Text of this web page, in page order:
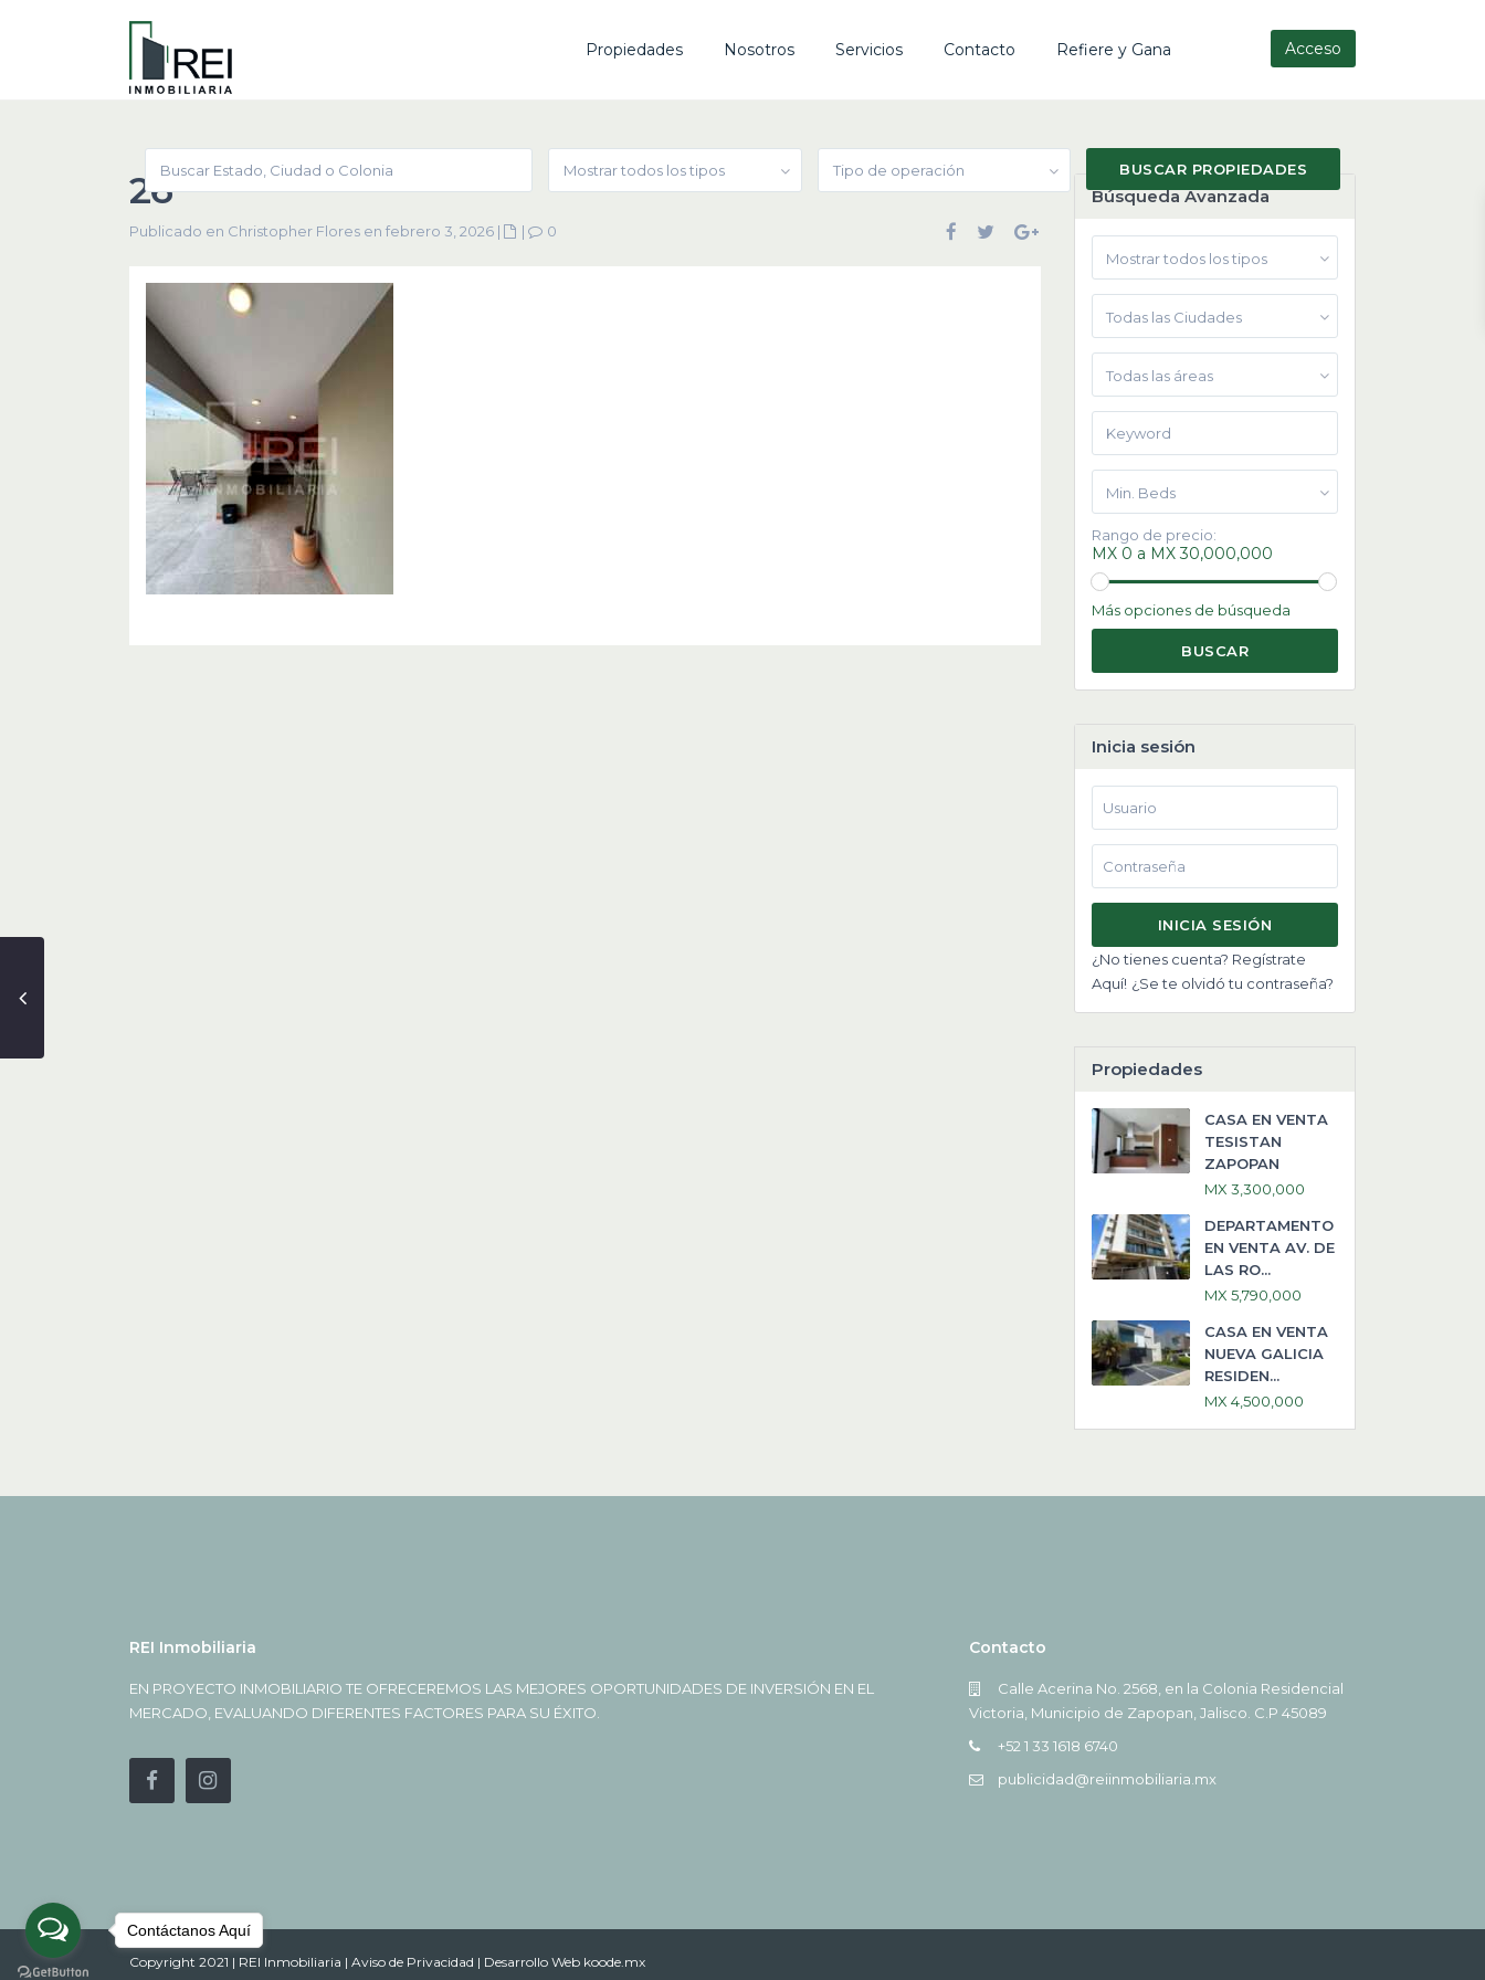
Acceso
Propiedades Nosotros Servicios Contacto Refiere y Gana
Mostrar todos los tipos Tipo de operación
26
Publicado en Christopher Flores en febrero 3, 2026 | | 0
Búsqueda Avanzada
Mostrar todos los tipos
Todas las Ciudades
Todas las áreas
Min. Beds
Rango de precio:
MX 0 a MX 30,000,000
Más opciones de búsqueda
BUSCAR
Inicia sesión
INICIA SESIÓN
¿No tienes cuenta? Regístrate
Aquí! ¿Se te olvidó tu contraseña?
Propiedades
CASA EN VENTA
TESISTAN
ZAPOPAN
MX 3,300,000
DEPARTAMENTO
EN VENTA AV. DE
LAS RO...
MX 5,790,000
CASA EN VENTA
NUEVA GALICIA
RESIDEN...
MX 4,500,000
REI Inmobiliaria
EN PROYECTO INMOBILIARIO TE OFRECEREMOS LAS MEJORES OPORTUNIDADES DE INVERSIÓN EN EL
MERCADO, EVALUANDO DIFERENTES FACTORES PARA SU ÉXITO.
Contacto
Calle Acerina No. 2568, en la Colonia Residencial
Victoria, Municipio de Zapopan, Jalisco. C.P 45089
+52 1 33 1618 6740
publicidad@reiinmobiliaria.mx
Copyright 2021 | REI Inmobiliaria | Aviso de Privacidad | Desarrollo Web koode.mx
Contáctanos Aquí